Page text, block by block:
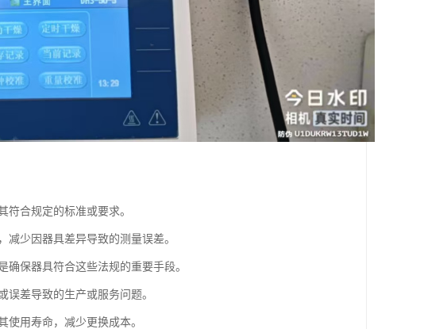
符合规定的标准或要求。
少因器具差异导致的测量误差。
保器具符合这些法规的重要手段。
差导致的生产或服务问题。
用寿命，减少更换成本。